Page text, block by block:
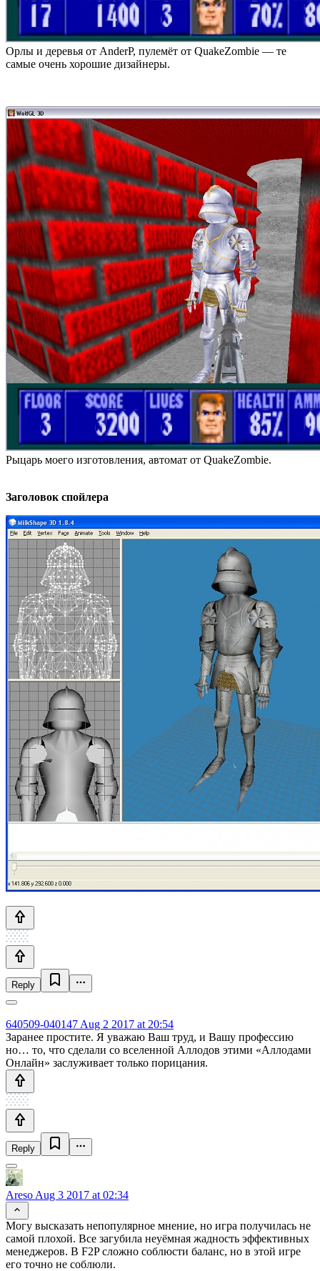
Орлы и деревья от AnderP, пулемёт от QuakeZombie — те
самые очень хорошие дизайнеры.
Рыцарь моего изготовления, автомат от QuakeZombie.
Заголовок спойлера
Reply
640509-040147 Aug 2 2017 at 20:54
Заранее простите. Я уважаю Ваш труд, и Вашу профессию
но… то, что сделали со вселенной Аллодов этими «Аллодами
Онлайн» заслуживает только порицания.
Reply
Areso Aug 3 2017 at 02:34
Могу высказать непопулярное мнение, но игра получилась не
самой плохой. Все загубила неуёмная жадность эффективных
менеджеров. В F2P cложно соблюсти баланс, но в этой игре
его точно не соблюли.